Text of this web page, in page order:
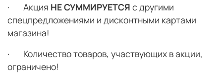
·
Акция НЕ СУММИРУЕТСЯ с другими
спецпредложениями и дисконтными картами
магазина!
·
Количество товаров, участвующих в акции,
ограничено!